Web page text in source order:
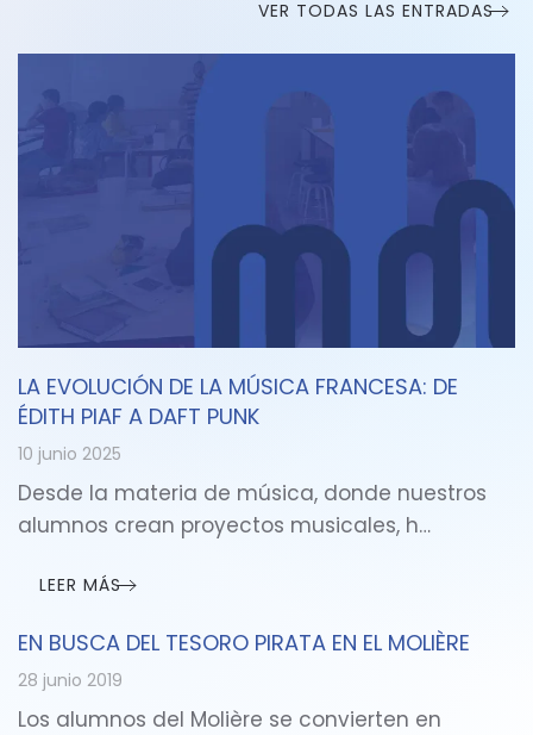
VER TODAS LAS ENTRADAS
LA EVOLUCIÓN DE LA MÚSICA FRANCESA: DE
ÉDITH PIAF A DAFT PUNK
10 junio 2025
Desde la materia de música, donde nuestros
alumnos crean proyectos musicales, h…
LEER MÁS
EN BUSCA DEL TESORO PIRATA EN EL MOLIÈRE
28 junio 2019
Los alumnos del Molière se convierten en